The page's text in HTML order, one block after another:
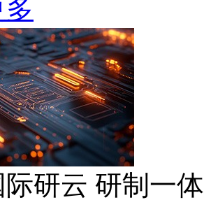
研云 研制一